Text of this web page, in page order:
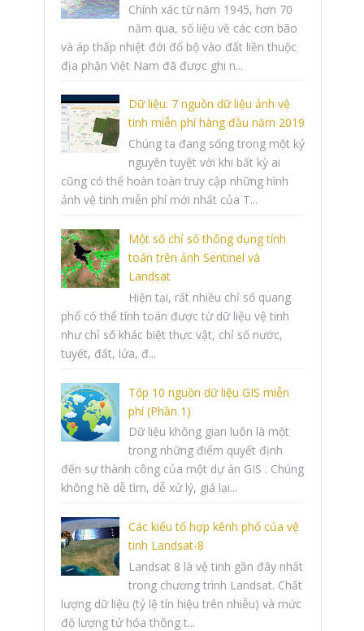
Chính xác từ năm 1945, hơn 70
năm qua, số liệu về các cơn bão
và áp thấp nhiệt đới đổ bộ vào đất liền thuộc
địa phận Việt Nam đã được ghi n...
Dữ liệu: 7 nguồn dữ liệu ảnh vệ
tinh miễn phí hàng đầu năm 2019
Chúng ta đang sống trong một kỷ
nguyên tuyệt vời khi bất kỳ ai
cũng có thể hoàn toàn truy cập những hình
ảnh vệ tinh miễn phí mới nhất của T...
Một số chỉ số thông dụng tính
toán trên ảnh Sentinel và
Landsat
Hiện tại, rất nhiều chỉ số quang
phổ có thể tính toán được từ dữ liệu vệ tinh
như chỉ số khác biệt thực vật, chỉ số nước,
tuyết, đất, lửa, đ...
Tốp 10 nguồn dữ liệu GIS miễn
phí (Phần 1)
Dữ liệu không gian luôn là một
trong những điểm quyết định
đến sự thành công của một dự án GIS . Chúng
không hề dễ tìm, dễ xử lý, giá lại...
Các kiểu tổ hợp kênh phổ của vệ
tinh Landsat-8
Landsat 8 là vệ tinh gần đây nhất
trong chương trình Landsat. Chất
lượng dữ liệu (tỷ lệ tín hiệu trên nhiễu) và mức
độ lượng tử hóa thông t...